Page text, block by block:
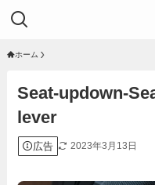
ホーム
Seat-updown-
lever
広告 2023年3月13日